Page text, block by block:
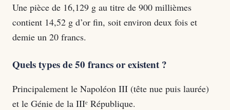
Une pièce de 16,129 g au titre de 900 millièmes
contient 14,52 g d’or fin, soit environ deux fois et
demie un 20 francs.
Quels types de 50 francs or existent ?
Principalement le Napoléon III (tête nue puis laurée)
et le Génie de la IIIᵉ République.